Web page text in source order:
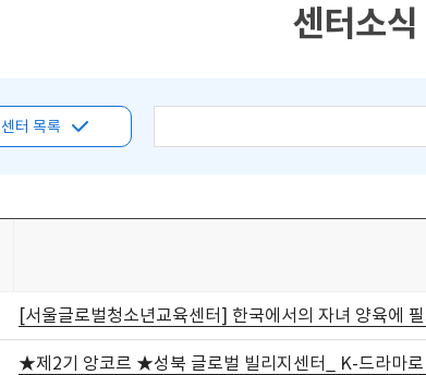
센터소식
센터 목록
[서울글로벌청소년교육센터] 한국에서의 자녀 양육에
★제2기 앙코르 ★성북 글로벌 빌리지센터_ K-드라마로